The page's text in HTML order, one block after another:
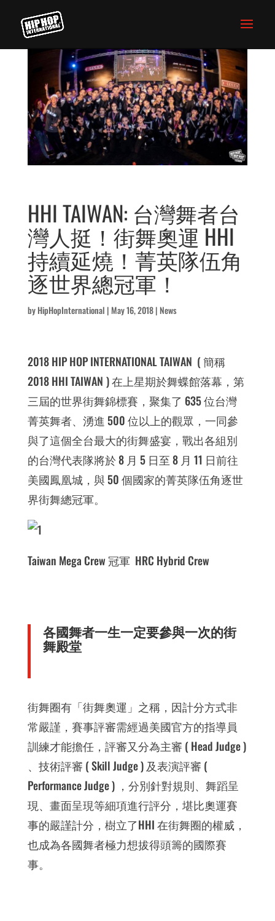
HHI TAIWAN: 台灣舞者台
灣人挺！街舞奧運 HHI
持續延燒！菁英隊伍角
逐世界總冠軍！
byHipHopInternational | May 16, 2018| News
2018 HIP HOP INTERNATIONAL TAIWAN ( 簡稱
2018 HHI TAIWAN ) 在上星期於舞蝶館落幕，第
三屆的世界街舞錦標賽，聚集了 635 位台灣
菁英舞者、湧進 500 位以上的觀眾，一同參
與了這個全台最大的街舞盛宴，戰出各組別
的台灣代表隊將於 8 月 5 日至 8 月 11 日前往
美國鳳凰城，與 50 個國家的菁英隊伍角逐世
界街舞總冠軍。
Taiwan Mega Crew 冠軍 HRC Hybrid Crew
各國舞者一生一定要參與一次的街
舞殿堂
街舞圈有「街舞奧運」之稱，因計分方式非
常嚴謹，賽事評審需經過美國官方的指導員
訓練才能擔任，評審又分為主審 ( Head Judge )
、技術評審 ( Skill Judge ) 及表演評審 (
Performance Judge ) ，分別針對規則、舞蹈呈
現、畫面呈現等細項進行評分，堪比奧運賽
事的嚴謹計分，樹立了HHI 在街舞圈的權威，
也成為各國舞者極力想拔得頭籌的國際賽
事。